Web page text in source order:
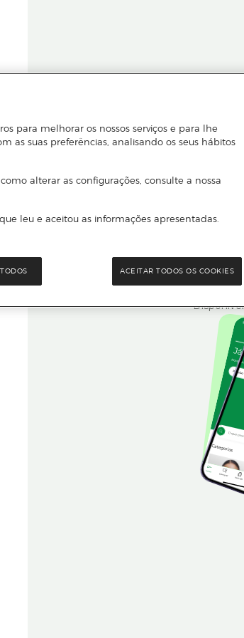
Para quem
Leia o código QR com o
para melhorar os nossos serviços e para lhe
as suas preferências, analisando os seus hábitos
alterar as configurações, consulte a nossa
leu e aceitou as informações apresentadas.
ACEITAR TODOS OS COOKIES